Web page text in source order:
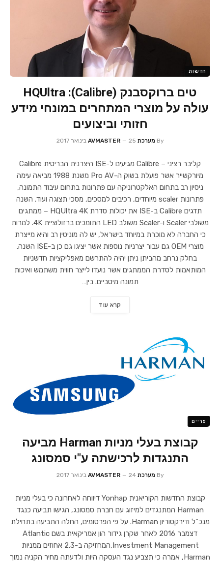
חדשות
טים ברוקסבנק (Calibre): HQUltra
עולה על מוצרי המתחרים במונחי מידע
חזותי וביצועים
By מערכת AVMASTER 25 בינואר 2017
קליבר רציני – Calibre מגיעים ל-ISE היצרנית הבריטית Calibre
מיורקשייר אשר פועלת בשוק ה-Pro AV משנת 1988 מביאה עימה
ניסיון רב בתחום האלקטרוניקה עם פתרונות בתחום עיבוד התמונה,
פתרונות scaler מיוחדים, רכיבים למסכים, מסכי תצוגה ועוד. השנה
תדגים Calibre ב-ISE את יכולות סדרת HQUltra 4K – ממתגים
משולבי Scaler ו-Scaler משולב LED התומכים ברזולוציית 4K. למרות
כי החברה לא מוכרת במיוחד בישראל, יש לה מוניטין רב והיא מייצרת
מוצרי OEM גם עבור יצרניות נוספות אשר יציגו גם כן ב-ISE השנה.
בחלק נרחב מהביתן ניתן יהיה להתרשם מאפליקציות חדשניות
המותאמות לסדרת הממתגים אשר נועדו לייצר חווית משתמש ואיכות
תמונה מיטביים. בין…
קרא עוד
פריים
קבוצת בעלי מניות Harman מביעה
התנגדות לרכישתה ע"י סמסונג
By מערכת AVMASTER24 בינואר 2017
קבוצת החדשות הקוריאנית Yonhap דיווחה לאחרונה כי בעלי מניות
Harman המתנגדים למיזוג עם חברת סמסונג, הגישו תביעה כנגד
מנכ"ל ודירקטוריון Harman. על פי הפרסומים, החלה התביעה בתחילת
דצמבר 2016 לאחר שקרן גידור הון אמריקאית בשם Atlantic
Investment Management,המחזיקה ב-2.3 אחוזים ממניות
Harman, אמרה כי תצביע נגד העסקה היות ולדעתה מחיר הקניה נמוך